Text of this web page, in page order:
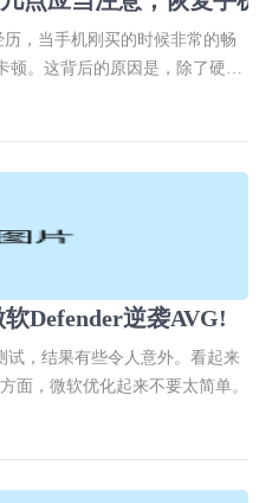
，当手机刚买的时候非常的畅
顿。这背后的原因是，除了硬件
要原因。今天分享几个防卡顿
Defender逆袭AVG!
试，结果有些令人意外。看起来
面，微软优化起来不要太简单。